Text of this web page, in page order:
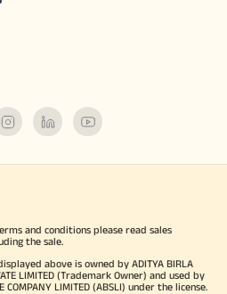
and conditions please read sales
the sale.
above is owned by ADITYA BIRLA
LIMITED (Trademark Owner) and used by
COMPANY LIMITED (ABSLI) under the license.